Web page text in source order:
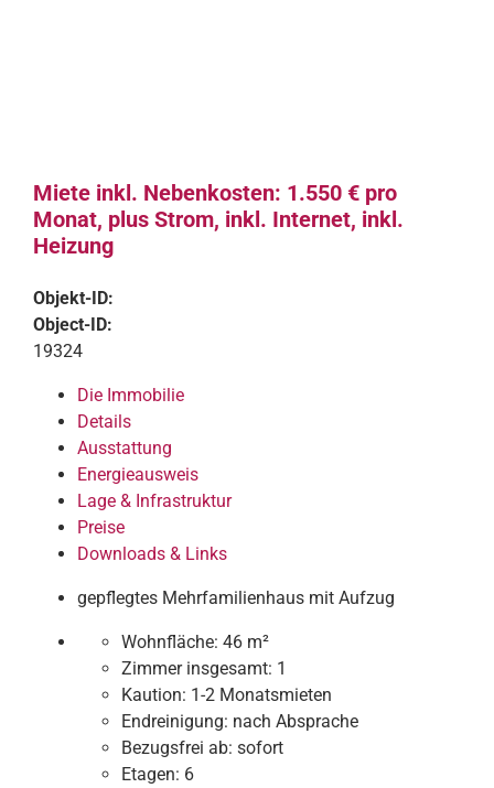
Miete inkl. Nebenkosten: 1.550 € pro
Monat, plus Strom, inkl. Internet, inkl.
Heizung
Objekt-ID:
Object-ID:
19324
Die Immobilie
Details
Ausstattung
Energieausweis
Lage & Infrastruktur
Preise
Downloads & Links
gepflegtes Mehrfamilienhaus mit Aufzug
Wohnfläche: 46 m²
Zimmer insgesamt: 1
Kaution: 1-2 Monatsmieten
Endreinigung: nach Absprache
Bezugsfrei ab: sofort
Etagen: 6